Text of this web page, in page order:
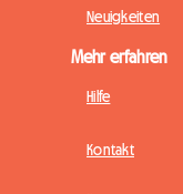
Neuigkeiten
Mehr erfahren
Hilfe
Kontakt